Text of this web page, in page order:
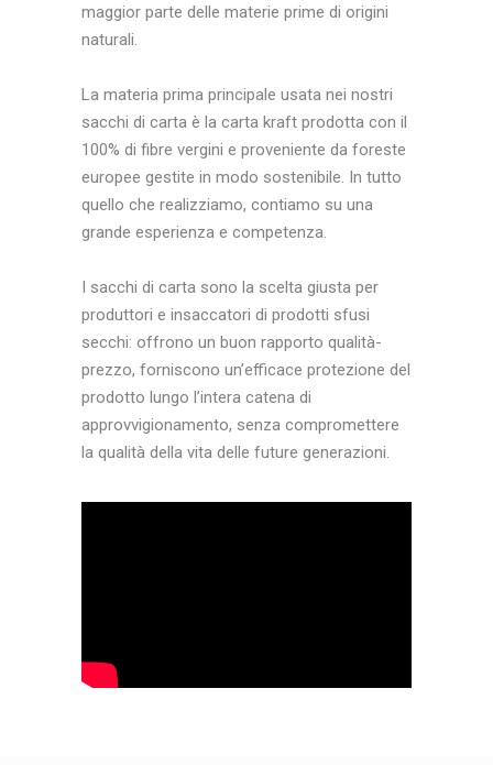
maggior parte delle materie prime di origini
naturali.
La materia prima principale usata nei nostri
sacchi di carta è la carta kraft prodotta con il
100% di fibre vergini e proveniente da foreste
europee gestite in modo sostenibile. In tutto
quello che realizziamo, contiamo su una
grande esperienza e competenza.
I sacchi di carta sono la scelta giusta per
produttori e insaccatori di prodotti sfusi
secchi: offrono un buon rapporto qualità-
prezzo, forniscono un’efficace protezione del
prodotto lungo l’intera catena di
approvvigionamento, senza compromettere
la qualità della vita delle future generazioni.